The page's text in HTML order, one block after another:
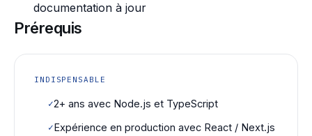
documentation à jour
Prérequis
INDISPENSABLE
✓2+ ans avec Node.js et TypeScript
✓Expérience en production avec React / Next.js